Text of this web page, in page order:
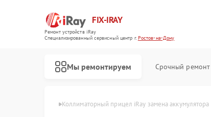
FIX-IRAY
Ремонт устройств iRay
Специализированный cервисный центр г.Ростов-на-Дону
Мы ремонтируем Срочный ремонт
Коллиматорный прицел iRay замена аккумулятора